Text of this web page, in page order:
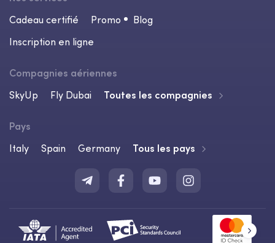
Cadeau certifié
Promo
Blog
Inscription en ligne
Compagnies aériennes
SkyUp
Fly Dubai Toutes les compagnies
Pays
Italy
Spain Germany Tous les pays